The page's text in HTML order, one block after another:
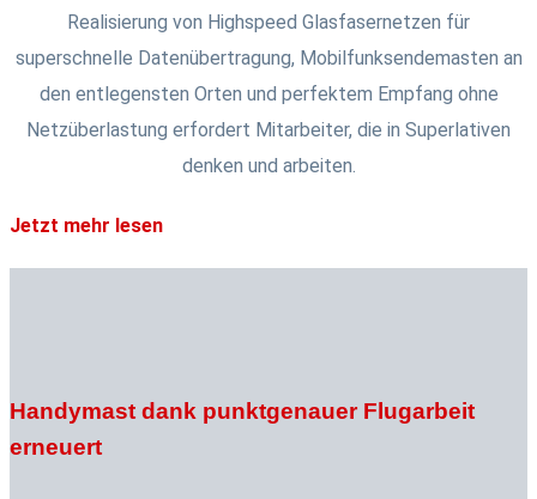
Realisierung von Highspeed Glasfasernetzen für
superschnelle Datenübertragung, Mobilfunksendemasten an
den entlegensten Orten und perfektem Empfang ohne
Netzüberlastung erfordert Mitarbeiter, die in Superlativen
denken und arbeiten.
Jetzt mehr lesen
Handymast dank punktgenauer Flugarbeit
erneuert